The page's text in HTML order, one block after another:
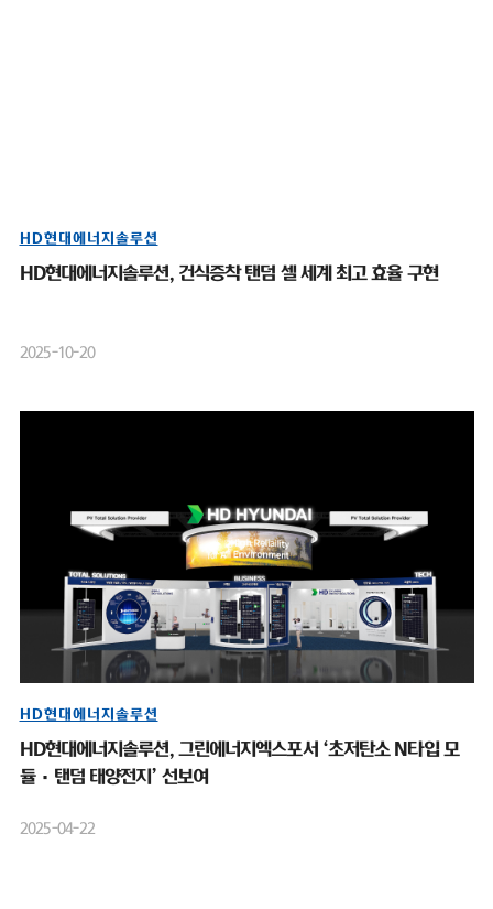
HD현대에너지솔루션
HD현대에너지솔루션, 건식증착 탠덤 셀 세계 최고 효율 구현
2025-10-20
HD현대에너지솔루션
HD현대에너지솔루션, 그린에너지엑스포서 ‘초저탄소 N타입 모
듈·탠덤 태양전지’ 선보여
2025-04-22